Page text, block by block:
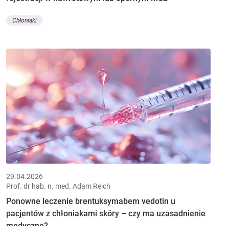
Chłoniaki
29.04.2026
Prof. dr hab. n. med. Adam Reich
Ponowne leczenie brentuksymabem vedotin u
pacjentów z chłoniakami skóry – czy ma uzasadnienie